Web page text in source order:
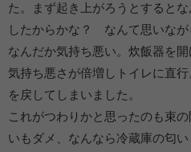
た。まず起き上がろうとすると
したからかな？ なんて思いなが
なんだか気持ち悪い。炊飯器を
気持ち悪さが倍増しトイレに直
を戻してしまいました。
これがつわりかと思ったのも束
いもダメ、なんなら冷蔵庫の匂